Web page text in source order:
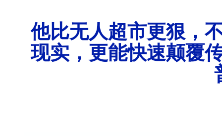
他比无人超市更狠，
现实，更能快速颠覆